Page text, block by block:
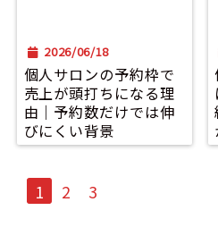
2026/06/18
個人サロンの予約枠で
売上が頭打ちになる理
由｜予約数だけでは伸
びにくい背景
1 2 3